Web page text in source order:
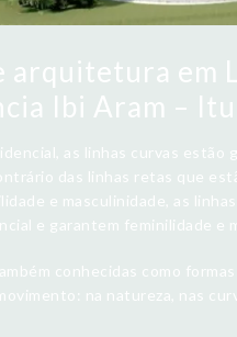
arquitetura em
Ibi Aram –
as linhas curvas estão
das linhas retas que
e masculinidade, as
e garantem feminilidade e
conhecidas como
na natureza, nas